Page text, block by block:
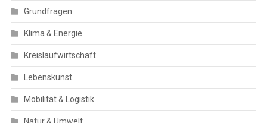
Grundfragen
Klima & Energie
Kreislaufwirtschaft
Lebenskunst
Mobilität & Logistik